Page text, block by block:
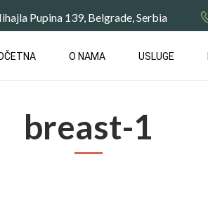
Pupina 139, Belgrade, Serbia
О NAMA USLUGE
breast-1